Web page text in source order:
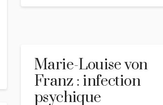
Marie-Louise von
Franz : infection
psychique